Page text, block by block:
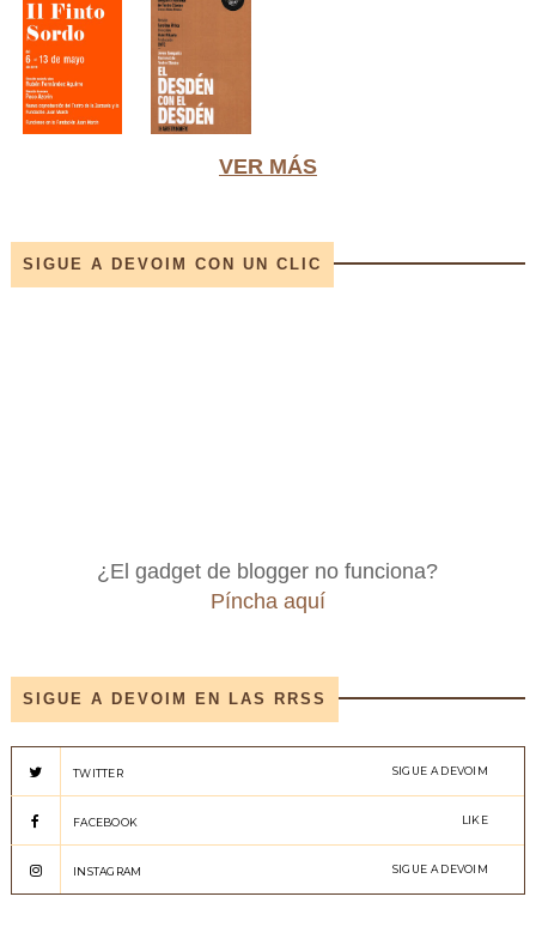
VER MÁS
SIGUE A DEVOIM CON UN CLIC
¿El gadget de blogger no funciona?
Píncha aquí
SIGUE A DEVOIM EN LAS RRSS
TWITTER SIGUE A DEVOIM
FACEBOOK LIKE
INSTAGRAM SIGUE A DEVOIM